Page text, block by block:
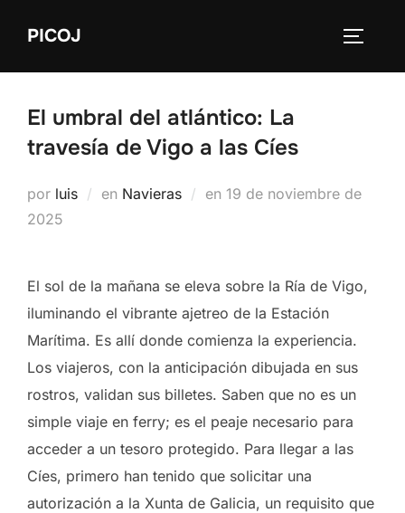
PICOJ
El umbral del atlántico: La
travesía de Vigo a las Cíes
por luis en Navieras en Publicado
19 de noviembre de
2025
El sol de la mañana se eleva sobre la Ría de Vigo,
iluminando el vibrante ajetreo de la Estación
Marítima. Es allí donde comienza la experiencia.
Los viajeros, con la anticipación dibujada en sus
rostros, validan sus billetes. Saben que no es un
simple viaje en ferry; es el peaje necesario para
acceder a un tesoro protegido. Para llegar a las
Cíes, primero han tenido que solicitar una
autorización a la Xunta de Galicia, un requisito que